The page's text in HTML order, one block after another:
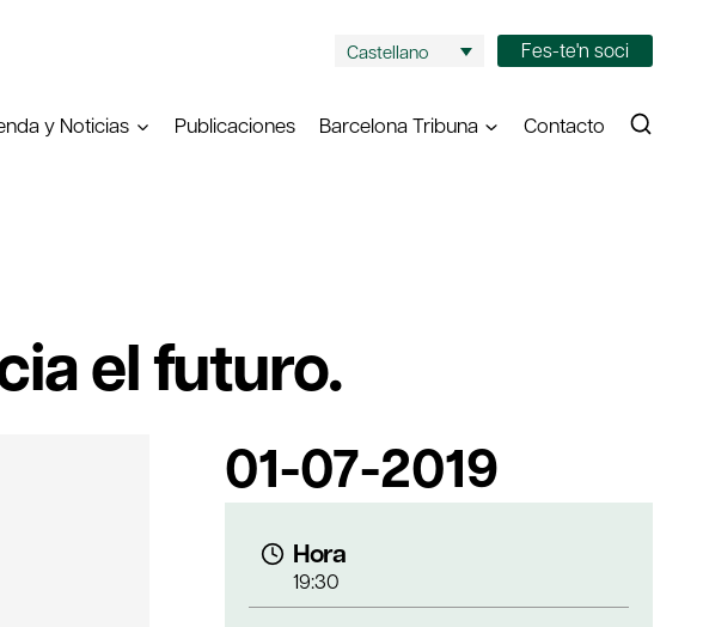
Castellano Fes-te'n soci
y Noticias Publicaciones Barcelona Tribuna Contacto
el futuro.
01-07-2019
Hora
19:30